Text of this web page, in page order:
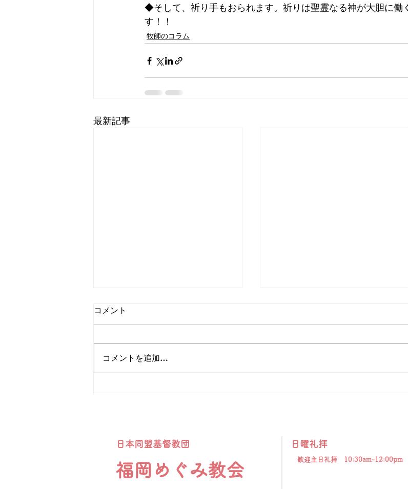
◆そして、祈り手もおられます。祈りは聖霊なる神が大胆に働
す！！
牧師のコラム
最新記事
「主の祈りについて」
本日の礼拝から「主の祈り」を数
クションとして少しこのコラムで
も記します。弟子たちが「私たち
にも祈りを教えてください」と尋
るための願いなど、大切なものが
詰まっています。なかなか祈り出
せなかったり、気分がふさぎ疲れ
たときにの手引きともなります。
「 人とは何ものなのでしょう。
は。」（詩篇8:4）。 神さまは私
上げて生きるように造られている
のに、地上のことに埋もれて生き
てしまうことが、苦しみもがく原
コメント
コメントを追加…
福岡めぐみ教会
日本同盟基督教団 日曜礼拝
歓迎主日礼拝 10:30am-12:00pm